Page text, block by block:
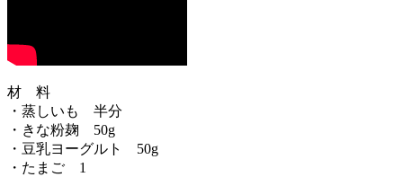
材 料
・蒸しいも 半分
・きな粉麹 50g
・豆乳ヨーグルト 50g
・たまご 1